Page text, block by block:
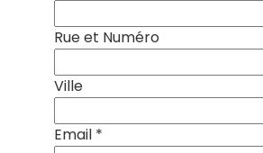
Rue et Numéro
Ville
Email *